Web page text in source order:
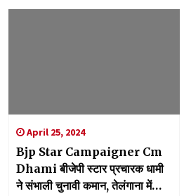
April 25, 2024
Bjp Star Campaigner Cm
Dhami बीजेपी स्टार प्रचारक धामी
ने संभाली चुनावी कमान, तेलंगाना में